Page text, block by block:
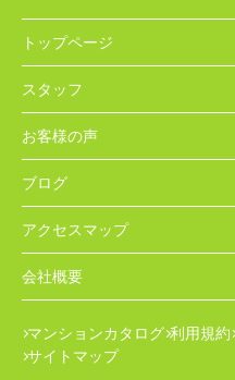
トップページ
スタッフ
お客様の声
ブログ
アクセスマップ
会社概要
マンションカタログ 利用規約
サイトマップ